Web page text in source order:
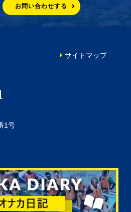
お問い合わせする
1号
サイトマップ